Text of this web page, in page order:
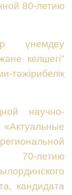
80-летию
үнемдеу
келшегі"
научно-
70-летию
кандидата